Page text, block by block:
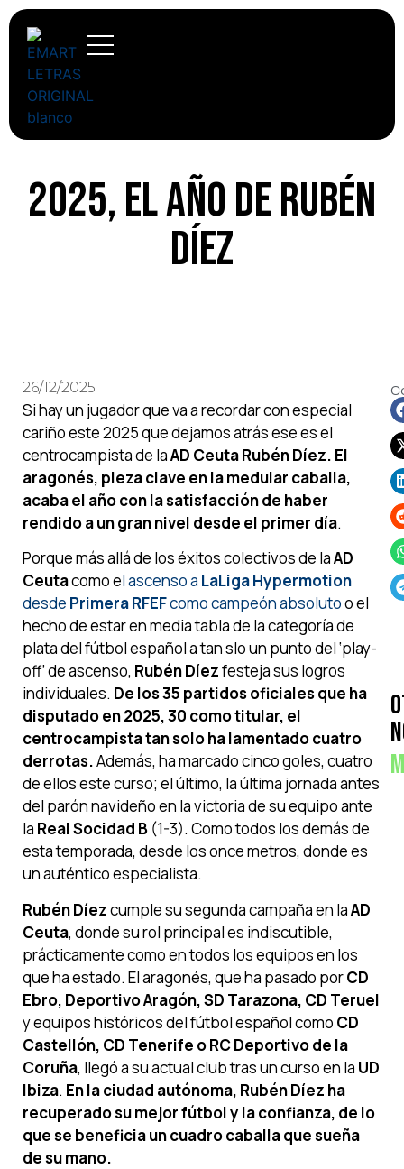
2025, el año de Rubén
Díez
26/12/2025
Si hay un jugador que va a recordar con especial
cariño este 2025 que dejamos atrás ese es el
centrocampista de laAD Ceuta Rubén Díez. El
aragonés, pieza clave en la medular caballa,
acaba el año con la satisfacción de haber
rendido a un gran nivel desde el primer día.
Porque más allá de los éxitos colectivos de laAD
Ceutacomo el ascenso a LaLiga Hypermotion
desde Primera RFEFcomo campeón absolutoo el
hecho de estar en media tabla de la categoría de
plata del fútbol español a tan slo un punto del ‘play-
off’ de ascenso, Rubén Díezfesteja sus logros
individuales. De los 35 partidos oficiales que ha
disputado en 2025, 30 como titular, el
centrocampista tan solo ha lamentado cuatro
derrotas.Además, ha marcado cinco goles, cuatro
de ellos este curso; el último, la última jornada antes
del parón navideño en la victoria de su equipo ante
la Real Socidad B (1-3). Como todos los demás de
esta temporada, desde los once metros, donde es
un auténtico especialista.
Rubén Díezcumple su segunda campaña en laAD
Ceuta, donde su rol principal es indiscutible,
prácticamente como en todos los equipos en los
que ha estado. El aragonés, que ha pasado porCD
Ebro, Deportivo Aragón, SD Tarazona, CD Teruel
y equipos históricos del fútbol español como CD
Castellón, CD Tenerife o RC Deportivo de la
Coruña, llegó a su actual club tras un curso en la UD
Ibiza. En la ciudad autónoma, Rubén Díez ha
recuperado su mejor fútbol y la confianza, de lo
que se beneficia un cuadro caballa que sueña
de su mano.